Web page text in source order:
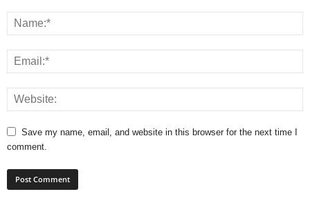
Save my name, email, and website in this browser for the next time I
comment.